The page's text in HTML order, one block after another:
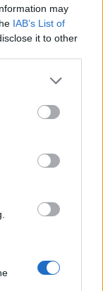
may
IAB’s List of
it to other
ahol a
erősítése kerül a
minden köve